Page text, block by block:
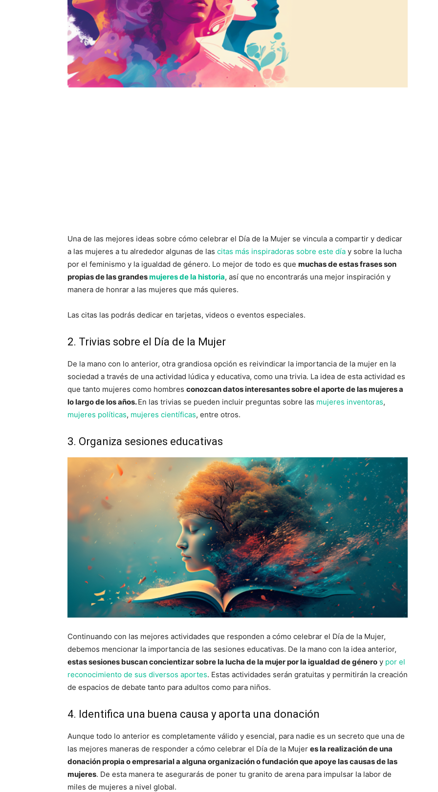
Una de las mejores ideas sobre cómo celebrar el Día de la Mujer se vincula a compartir y dedicar
a las mujeres a tu alrededor algunas de las citas más inspiradoras sobre este día y sobre la lucha
por el feminismo y la igualdad de género. Lo mejor de todo es que muchas de estas frases son
propias de las grandesmujeres de la historia, así que no encontrarás una mejor inspiración y
manera de honrar a las mujeres que más quieres.
Las citas las podrás dedicar en tarjetas, videos o eventos especiales.
2. Trivias sobre el Día de la Mujer
De la mano con lo anterior, otra grandiosa opción es reivindicar la importancia de la mujer en la
sociedad a través de una actividad lúdica y educativa, como una trivia. La idea de esta actividad es
que tanto mujeres como hombres conozcan datos interesantes sobre el aporte de las mujeres a
lo largo de los años.En las trivias se pueden incluir preguntas sobre las mujeres inventoras,
mujeres políticas, mujeres científicas, entre otros.
3. Organiza sesiones educativas
Continuando con las mejores actividades que responden a cómo celebrar el Día de la Mujer,
debemos mencionar la importancia de las sesiones educativas. De la mano con la idea anterior,
estas sesiones buscan concientizar sobre la lucha de la mujer por la igualdad de género y por el
reconocimiento de sus diversos aportes. Estas actividades serán gratuitas y permitirán la creación
de espacios de debate tanto para adultos como para niños.
4. Identifica una buena causa y aporta una donación
Aunque todo lo anterior es completamente válido y esencial, para nadie es un secreto que una de
las mejores maneras de responder a cómo celebrar el Día de la Mujer es la realización de una
donación propia o empresarial a alguna organización o fundación que apoye las causas de las
mujeres. De esta manera te asegurarás de poner tu granito de arena para impulsar la labor de
miles de mujeres a nivel global.